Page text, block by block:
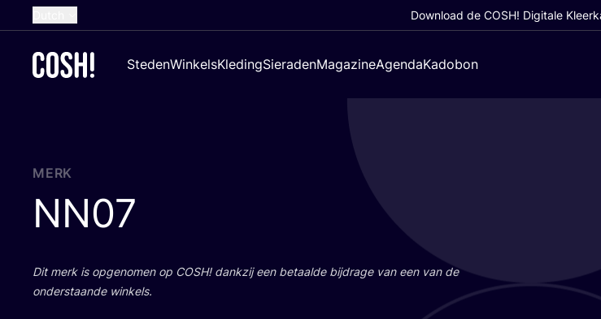
French
Croatian
Download de COSH! Digitale
StedenWinkelsKledingSieradenMagazineAgendaKadobon
MERK
NN07
Dit merk is opge­no­men op COSH! dank­zij een betaal­de bij­dra­ge van een van de
onder­staan­de winkels.